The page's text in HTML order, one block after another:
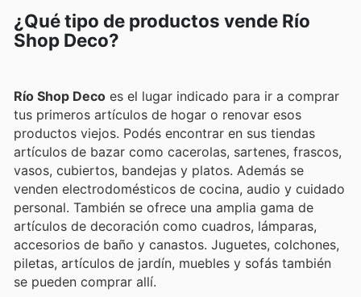
¿Qué tipo de productos vende Río
Shop Deco?
Río Shop Deco es el lugar indicado para ir a comprar
tus primeros artículos de hogar o renovar esos
productos viejos. Podés encontrar en sus tiendas
artículos de bazar como cacerolas, sartenes, frascos,
vasos, cubiertos, bandejas y platos. Además se
venden electrodomésticos de cocina, audio y cuidado
personal. También se ofrece una amplia gama de
artículos de decoración como cuadros, lámparas,
accesorios de baño y canastos. Juguetes, colchones,
piletas, artículos de jardín, muebles y sofás también
se pueden comprar allí.